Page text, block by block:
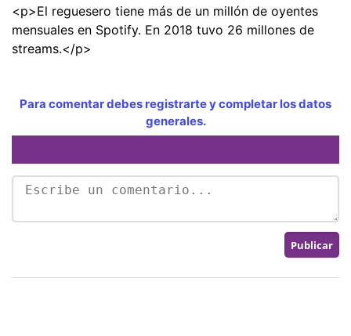
<p>El reguesero tiene más de un millón de oyentes
mensuales en Spotify. En 2018 tuvo 26 millones de
streams.</p>
Para comentar debes registrarte y completar los datos
generales.